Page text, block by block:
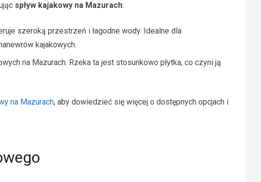
spływ kajakowy na Mazurach:
szeroką przestrzeń i łagodne wody. Idealne dla
kajakowych.
na Mazurach. Rzeka ta jest stosunkowo płytka, co czyni ją
na Mazurach, aby dowiedzieć się więcej o dostępnych opcjach i